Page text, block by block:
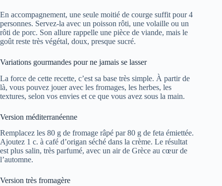
En accompagnement, une seule moitié de courge suffit pour 4
personnes. Servez-la avec un poisson rôti, une volaille ou un
rôti de porc. Son allure rappelle une pièce de viande, mais le
goût reste très végétal, doux, presque sucré.
Variations gourmandes pour ne jamais se lasser
La force de cette recette, c’est sa base très simple. À partir de
là, vous pouvez jouer avec les fromages, les herbes, les
textures, selon vos envies et ce que vous avez sous la main.
Version méditerranéenne
Remplacez les 80 g de fromage râpé par 80 g de feta émiettée.
Ajoutez 1 c. à café d’origan séché dans la crème. Le résultat
est plus salin, très parfumé, avec un air de Grèce au cœur de
l’automne.
Version très fromagère